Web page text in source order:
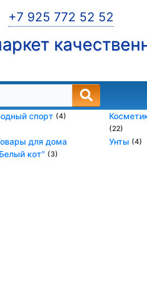
+7 925 772 52 52
спорт (4)
(22)
для дома
кот" (3)
Унты (4)